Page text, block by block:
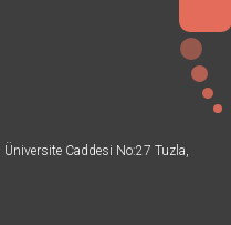
Caddesi No:27 Tuzla,